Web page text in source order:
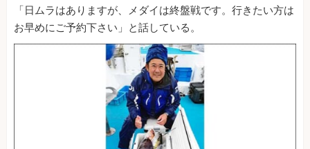
「日ムラはありますが、メダイは終盤戦です。行きたい方は
お早めにご予約下さい」と話している。